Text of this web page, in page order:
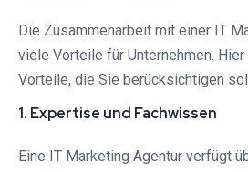
Die Zusammenarbeit mit einer IT
viele Vorteile für Unternehmen.
Vorteile, die Sie berücksichtigen
1. Expertise und Fachwissen
Eine IT Marketing Agentur verfügt